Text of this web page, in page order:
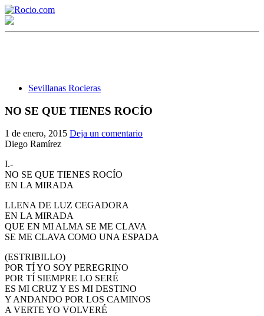
Sevillanas Rocieras
NO SE QUE TIENES ROCÍO
1 de enero, 2015 Deja un comentario
Diego Ramírez
I.-
NO SE QUE TIENES ROCÍO
EN LA MIRADA
LLENA DE LUZ CEGADORA
EN LA MIRADA
QUE EN MI ALMA SE ME CLAVA
SE ME CLAVA COMO UNA ESPADA
(ESTRIBILLO)
POR TÍ YO SOY PEREGRINO
POR TÍ SIEMPRE LO SERÉ
ES MI CRUZ Y ES MI DESTINO
Y ANDANDO POR LOS CAMINOS
A VERTE YO VOLVERÉ
¡Bienvenido! Soy el asistente virtual de rocio.com.
Historia de la Virgen del Rocío
¿Cuándo es la romería del Rocío?
¿Cuántas hermandades participan en la romería?
¿Cuándo se construyó la primera ermita?
El traslado cada siete años
¿Cuales son los actos principales que se celebran en el
Rocío?